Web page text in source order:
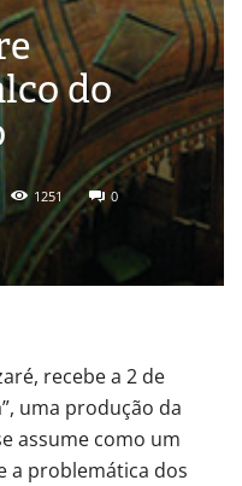
do
1251 0
recebe a 2 de
uma produção da
assume como um
a problemática dos